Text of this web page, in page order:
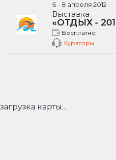
6- 8 апреля 2012
Выставка
«ОТДЫХ -
Бесплатно
Кураторы
загрузка карты...